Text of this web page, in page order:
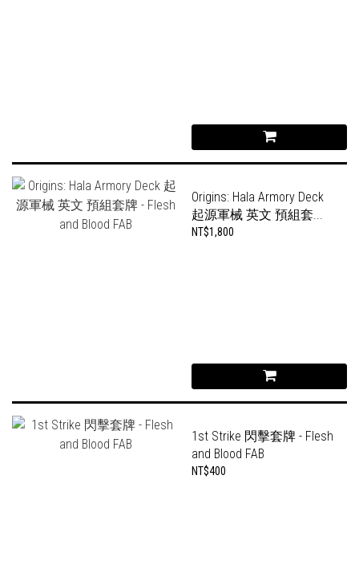
Origins: Hala Armory Deck
起源軍械 英文 預組套...
NT$1,800
1st Strike 閃擊套牌 - Flesh
and Blood FAB
NT$400